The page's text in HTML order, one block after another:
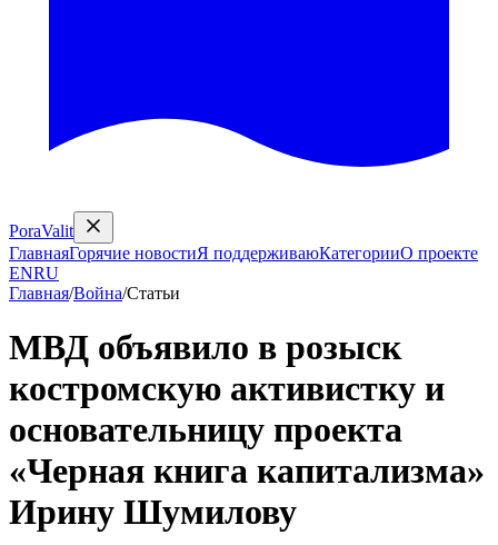
PoraValit
ГлавнаяГорячие новостиЯ поддерживаюКатегорииО проекте
ENRU
Главная/Война/Статьи
МВД объявило в розыск
костромскую активистку и
основательницу проекта
«Черная книга капитализма»
Ирину Шумилову